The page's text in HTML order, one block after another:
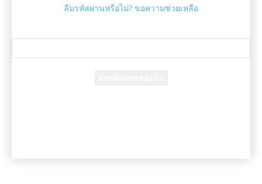
ลืมรหัสผ่านหรือไม่? ขอความช่วยเหลือ